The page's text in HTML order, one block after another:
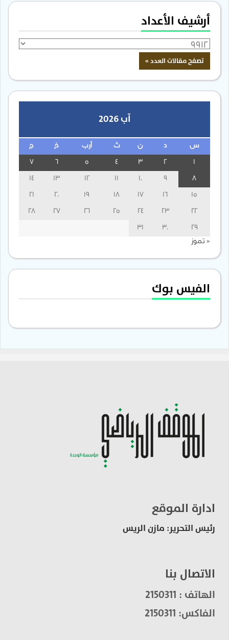
أرشيف الأعداد
آب 2026
س ن ث أرب خ ج
3
13
14
15
16
17
18
19
20
21
22
23
24
25
26
27
28
29
30
31
« تموز
الفيس بوك
ادارة الموقع
رئيس التحرير: مازن الريس
الاتصال بنا
الهاتف : 2150311
الفاكس: 2150311